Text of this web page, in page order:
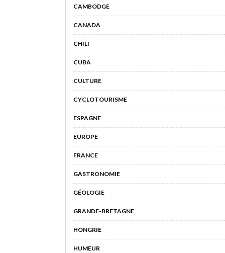
CAMBODGE
CANADA
CHILI
CUBA
CULTURE
CYCLOTOURISME
ESPAGNE
EUROPE
FRANCE
GASTRONOMIE
GÉOLOGIE
GRANDE-BRETAGNE
HONGRIE
HUMEUR